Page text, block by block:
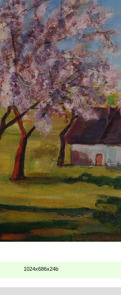
1024x686x24b